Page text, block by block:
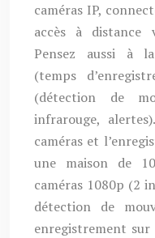
caméras IP,
accès à distance
Pensez aussi à
(temps
(détection de
infrarouge,
caméras et
une maison de
caméras 1080p (2
détection de
enregistrement